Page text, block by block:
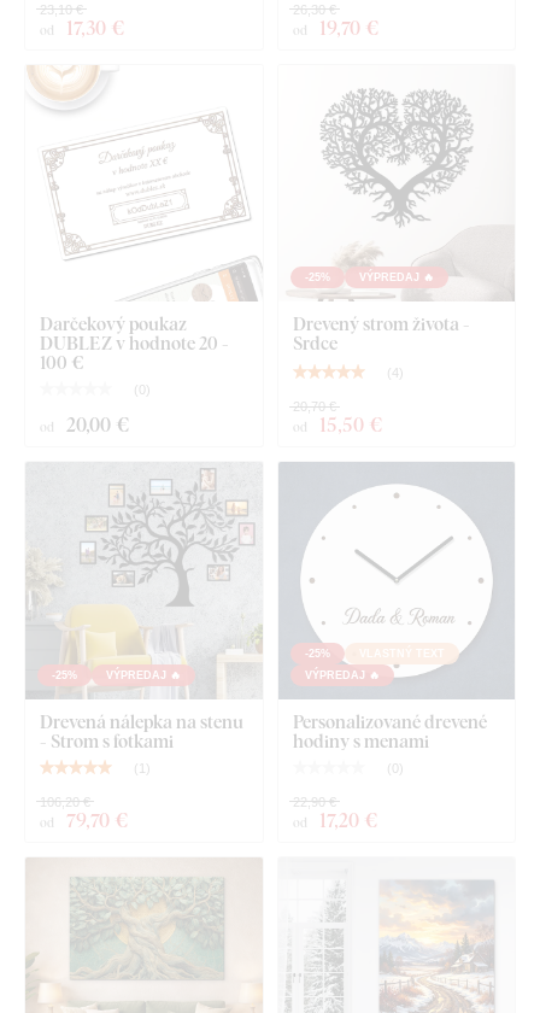
od 17,30 €
23,10 €
od 19,70 €
26,30 €
Darčekový poukaz
DUBLEZ v hodnote 20 -
100 €
( 0)
od 20,00 €
-25% VÝPREDAJ 🔥
Drevený strom života -
Srdce
( 4)
od 15,50 €
20,70 €
-25% VÝPREDAJ 🔥
Drevená nálepka na stenu
- Strom s fotkami
( 1 )
od 79,70 €
106,20 €
-25%
VLASTNÝ TEXT
VÝPREDAJ 🔥
Personalizované drevené
hodiny s menami
( 0)
od 17,20 €
22,90 €